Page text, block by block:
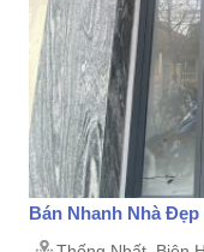
Bán Nhanh Nhà